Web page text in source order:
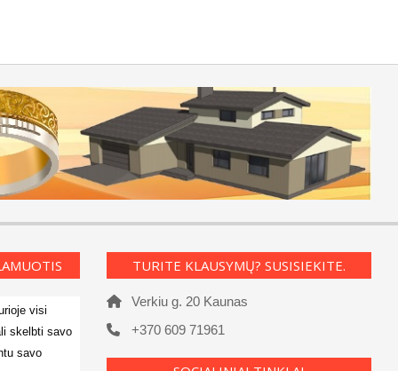
visi
skelbti savo
savo
TURITE KLAUSYMŲ? SUSISIEKITE.
Verkiu g. 20 Kaunas
+370 609 71961